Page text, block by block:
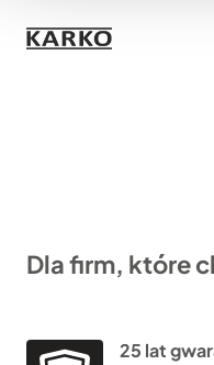
Dla firm, które
25 lat